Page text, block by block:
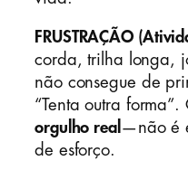
FRUSTRAÇÃO
corda, trilha longa,
não consegue de
“Tenta outra
orgulho real —não é
de esforço.